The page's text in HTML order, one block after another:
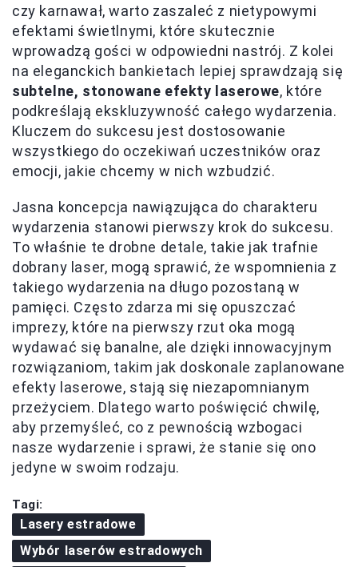
czy karnawał, warto zaszaleć z nietypowymi
efektami świetlnymi, które skutecznie
wprowadzą gości w odpowiedni nastrój. Z kolei
na eleganckich bankietach lepiej sprawdzają się
subtelne, stonowane efekty laserowe, które
podkreślają ekskluzywność całego wydarzenia.
Kluczem do sukcesu jest dostosowanie
wszystkiego do oczekiwań uczestników oraz
emocji, jakie chcemy w nich wzbudzić.
Jasna koncepcja nawiązująca do charakteru
wydarzenia stanowi pierwszy krok do sukcesu.
To właśnie te drobne detale, takie jak trafnie
dobrany laser, mogą sprawić, że wspomnienia z
takiego wydarzenia na długo pozostaną w
pamięci. Często zdarza mi się opuszczać
imprezy, które na pierwszy rzut oka mogą
wydawać się banalne, ale dzięki innowacyjnym
rozwiązaniom, takim jak doskonale zaplanowane
efekty laserowe, stają się niezapomnianym
przeżyciem. Dlatego warto poświęcić chwilę,
aby przemyśleć, co z pewnością wzbogaci
nasze wydarzenie i sprawi, że stanie się ono
jedyne w swoim rodzaju.
Tagi:
Lasery estradowe
Wybór laserów estradowych